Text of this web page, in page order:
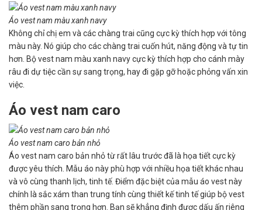
Áo vest nam màu xanh navy
Không chỉ chị em và các chàng trai cũng cực kỳ thích hợp với tông
màu này. Nó giúp cho các chàng trai cuốn hút, năng động và tự tin
hơn. Bộ vest nam màu xanh navy cực kỳ thích hợp cho cánh mày
râu đi dự tiệc cần sự sang trọng, hay đi gặp gỡ hoặc phỏng vấn xin
việc.
Áo vest nam caro
Áo vest nam caro bản nhỏ
Áo vest nam caro bản nhỏ từ rất lâu trước đã là họa tiết cực kỳ
được yêu thích. Mẫu áo này phù hợp với nhiều họa tiết khác nhau
và vô cùng thanh lịch, tinh tế. Điểm đặc biệt của mẫu áo vest này
chính là sắc xám than trung tính cùng thiết kế tinh tế giúp bộ vest
thêm phần sang trọng hơn. Bạn sẽ khẳng định được dấu ấn riêng